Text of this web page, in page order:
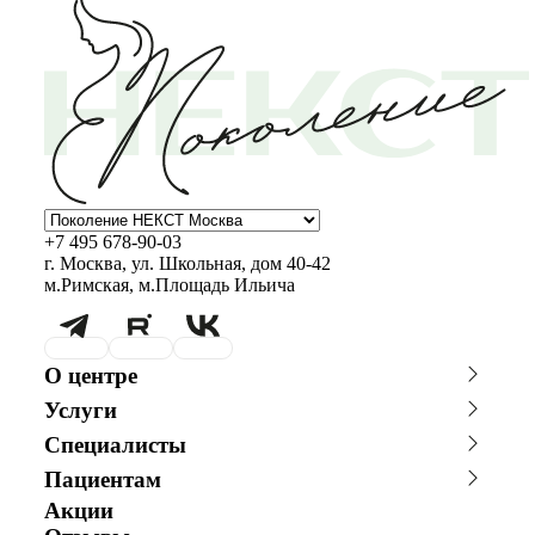
+7 495 678-90-03
г. Москва, ул. Школьная, дом 40-42
м.Римская, м.Площадь Ильича
О центре
О клинике
Благотворительность
График работы
Услуги
Консультации специалистов
Программы врт и эко
Акушерство и гинекология
Анализы
Специалисты
Главный врач
Репродуктолог
Андролог
Эндокринолог
Пациентам
Онлайн-консультации
специалистов
Акции